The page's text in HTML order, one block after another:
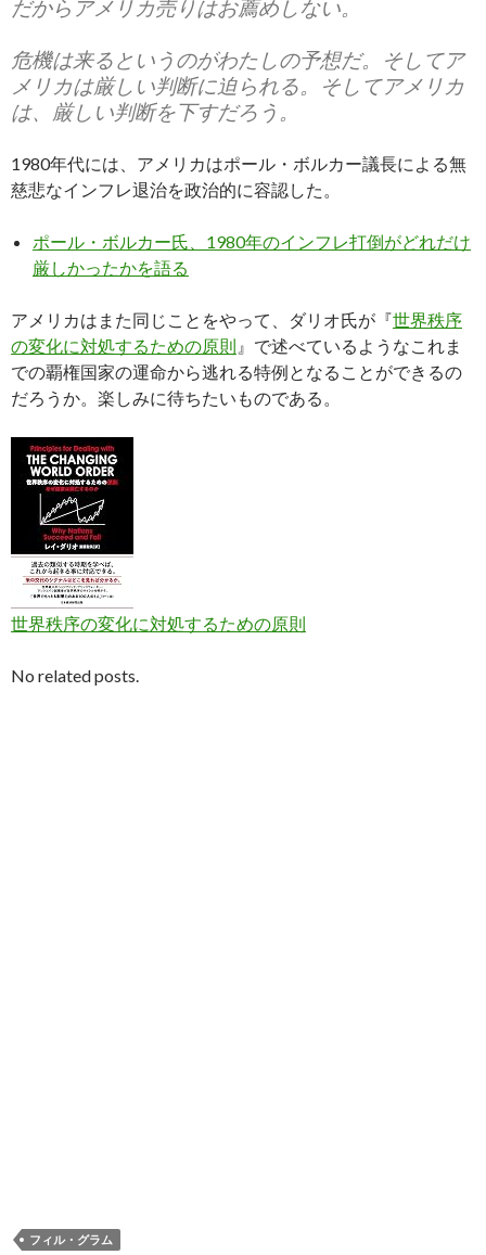
だからアメリカ売りはお薦めしない。
危機は来るというのがわたしの予想だ。そしてア
メリカは厳しい判断に迫られる。そしてアメリカ
は、厳しい判断を下すだろう。
1980年代には、アメリカはポール・ボルカー議長による無
慈悲なインフレ退治を政治的に容認した。
ポール・ボルカー氏、1980年のインフレ打倒がどれだけ
厳しかったかを語る
アメリカはまた同じことをやって、ダリオ氏が『世界秩序
の変化に対処するための原則 』で述べているようなこれま
での覇権国家の運命から逃れる特例となることができるの
だろうか。楽しみに待ちたいものである。
世界秩序の変化に対処するための原則
No related posts.
フィル・グラム